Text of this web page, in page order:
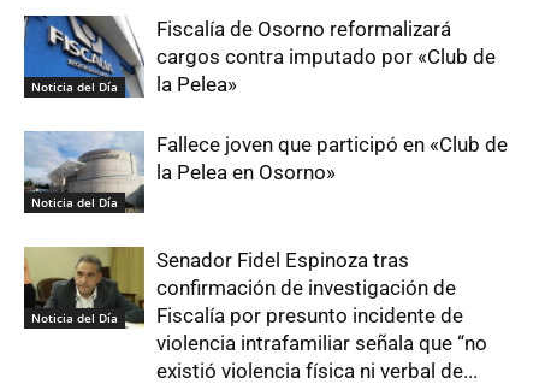
Noticia del Día
Fiscalía de Osorno reformalizará
cargos contra imputado por «Club de
la Pelea»
Noticia del Día
Fallece joven que participó en «Club de
la Pelea en Osorno»
Noticia del Día
Senador Fidel Espinoza tras
confirmación de investigación de
Fiscalía por presunto incidente de
violencia intrafamiliar señala que “no
existió violencia física ni verbal de...